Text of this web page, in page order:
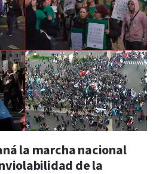
la marcha nacional
de la